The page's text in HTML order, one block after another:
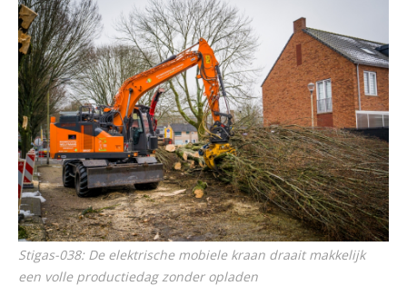
Stigas-038: De elektrische mobiele kraan draait makkelijk
een volle productiedag zonder opladen